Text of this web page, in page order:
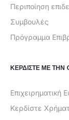
Περιποίηση
Συμβουλές
Πρόγραμμα
ΚΕΡΔΊΣΤΕ ΜΕ ΤΗΝ
Επιχειρηματική
Κερδίστε